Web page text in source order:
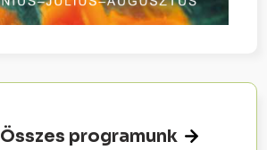
Összes programunk